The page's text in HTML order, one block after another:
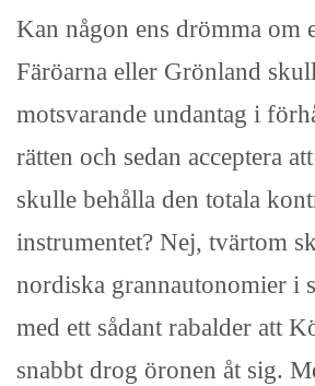
Kan någon ens drömma om
Färöarna eller Grönland
motsvarande undantag i
rätten och sedan acceptera
skulle behålla den totala
instrumentet? Nej, tvärtom
nordiska grannautonomier i
med ett sådant rabalder att
snabbt drog öronen åt sig.